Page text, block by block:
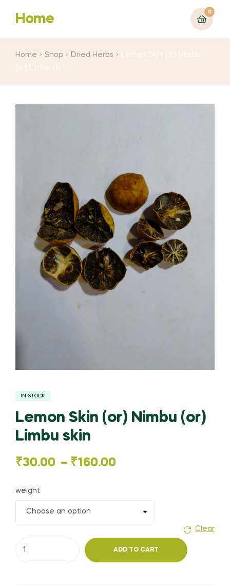
Home
0
Home Shop Dried Herbs
Lemon Skin (or) Nimbu
(or) Limbu skin
IN STOCK
Lemon Skin (or) Nimbu (or)
Limbu skin
₹30.00 – ₹160.00
Price
range:
₹30.00
₹160.00
weight
Clear
ADD TO CART